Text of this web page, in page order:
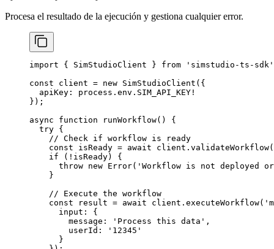
Procesa el resultado de la ejecución y gestiona cualquier error.
import { SimStudioClient } from 'simstudio-ts-sdk'
const client = new SimStudioClient ({
  apiKey: process.env.
SIM_API_KEY !
});
async function runWorkflow() {
  try
{
    // Check if workflow is ready
    const
isReady = await client. validateWorkflow(
    if
( ! isReady) {
      throw
new Error( 'Workflow is not deployed
    }
    // Execute the workflow
    const
result = await client. executeWorkflow(
      input: {
        message:
'Process this data' ,
        userId:
'12345'
      }